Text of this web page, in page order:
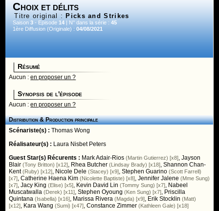
Choix et délits
Titre original : Picks and Strikes
Saison3 - Episode14 | N° dans la série :45
1ère Diffusion (Originale) :04/08/2021
Résumé
Aucun :en proposer un ?
Synopsis de l'épisode
Aucun :en proposer un ?
Distribution & Production principale
Scénariste(s) :Thomas Wong
Réalisateur(s) : Laura Nisbet Peters
Guest Star(s) Récurents : Mark Adair-Rios (Martin Gutierrez) [x8],Jayson
Blair (Tony Britton) [x12], Rhea Butcher (Lindsay Brady) [x18],Shannon Chan-
Kent (Ruby) [x12], Nicole Dele (Stacey) [x9],Stephen Guarino (Scott Farrell)
[x7],Catherine Haena Kim (Nicolette Baptiste) [x8],Jennifer Jalene (Mme Sung)
[x7],Jacy King (Elise) [x5], Kevin David Lin (Tommy Sung) [x7], Nabeel
Muscatwalla (Derek) [x11],Stephen Oyoung (Ken Sung) [x7], Priscilla
Quintana (Isabella) [x16], Marissa Rivera (Magda) [x9], Erik Stocklin (Matt)
[x12], Kara Wang (Sumi) [x47],Constance Zimmer (Kathleen Gale) [x18]